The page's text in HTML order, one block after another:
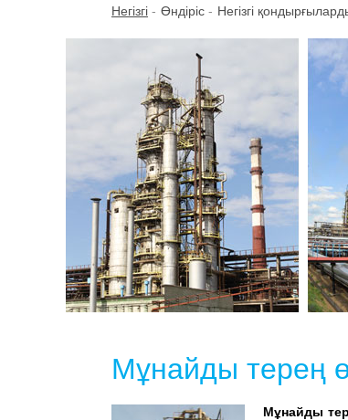
Негізгі Өндіріс Негізгі
Мұнайды терең
Мұнайды